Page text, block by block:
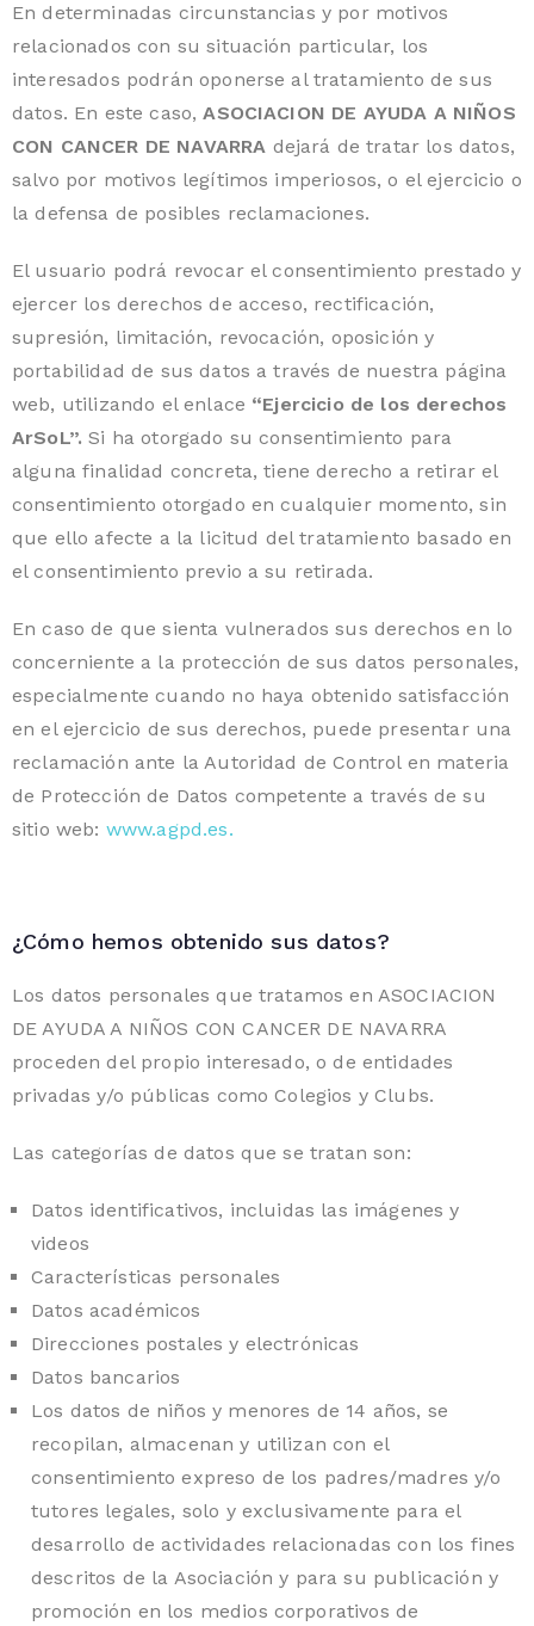
En determinadas circunstancias y por motivos
relacionados con su situación particular, los
interesados podrán oponerse al tratamiento de sus
datos. En este caso,ASOCIACION DE AYUDA A NIÑOS
CON CANCER DE NAVARRA dejará de tratar los datos,
salvo por motivos legítimos imperiosos, o el ejercicio o
la defensa de posibles reclamaciones.
El usuario podrá revocar el consentimiento prestado y
ejercer los derechos de acceso, rectificación,
supresión, limitación, revocación, oposición y
portabilidad de sus datos a través de nuestra página
web, utilizando el enlace “Ejercicio de los derechos
ArSoL”.Si ha otorgado su consentimiento para
alguna finalidad concreta, tiene derecho a retirar el
consentimiento otorgado en cualquier momento, sin
que ello afecte a la licitud del tratamiento basado en
el consentimiento previo a su retirada.
En caso de que sienta vulnerados sus derechos en lo
concerniente a la protección de sus datos personales,
especialmente cuando no haya obtenido satisfacción
en el ejercicio de sus derechos, puede presentar una
reclamación ante la Autoridad de Control en materia
de Protección de Datos competente a través de su
sitio web: www.agpd.es.
¿Cómo hemos obtenido sus datos?
Los datos personales que tratamos en ASOCIACION
DE AYUDA A NIÑOS CON CANCER DE NAVARRA
proceden del propio interesado, o de entidades
privadas y/o públicas como Colegios y Clubs.
Las categorías de datos que se tratan son:
Datos identificativos, incluidas las imágenes y
videos
Características personales
Datos académicos
Direcciones postales y electrónicas
Datos bancarios
Los datos de niños y menores de 14 años, se
recopilan, almacenan y utilizan con el
consentimiento expreso de los padres/madres y/o
tutores legales, solo y exclusivamente para el
desarrollo de actividades relacionadas con los fines
descritos de la Asociación y para su publicación y
promoción en los medios corporativos de